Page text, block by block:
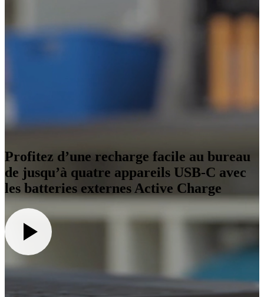
Profitez d’une recharge facile au bureau
de jusqu’à quatre appareils USB-C avec
les batteries externes Active Charge